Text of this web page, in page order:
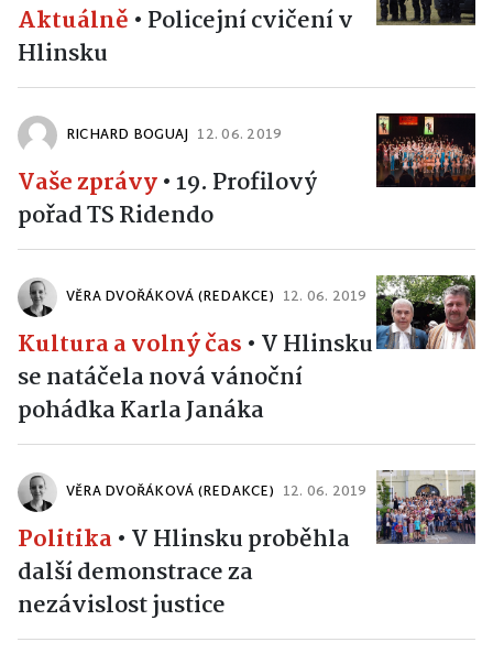
Aktuálně • Policejní cvičení v
Hlinsku
RICHARD BOGUAJ 12. 06. 2019
Vaše zprávy• 19. Profilový
pořad TS Ridendo
VĚRA DVOŘÁKOVÁ (REDAKCE) 12. 06. 2019
Kultura a volný čas • V Hlinsku
se natáčela nová vánoční
pohádka Karla Janáka
VĚRA DVOŘÁKOVÁ (REDAKCE) 12. 06. 2019
Politika• V Hlinsku proběhla
další demonstrace za
nezávislost justice